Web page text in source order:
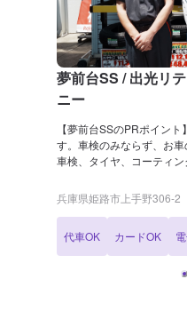
夢前台SS / 出光リ
ニー
【夢前台SSのPRポイン
す。車検のみならず、お車
車検、タイヤ、コーティ
ご予約ください！ 【営業時間】 [メンテナンス受付時間] 全日：9:00-
18:00 [給油営業時間] 全日：3:00-26:00 【サービスルームの詳細】 ✅
2級整備士が3名、自動車
ます。充実した設備ととも
す。 KeePerコーティン
兵庫県姫路市上手野306-2
代車OK カードOK